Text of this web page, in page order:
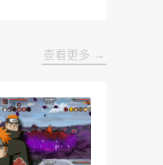
查看更多 →